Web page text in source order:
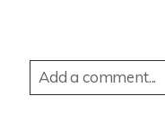
Add a comment...